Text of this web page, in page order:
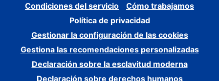
Condiciones del servicio
Cómo trabajamos
Política de privacidad
Gestionar la configuración de las cookies
Gestiona las recomendaciones personalizadas
Declaración sobre la esclavitud moderna
Declaración sobre derechos humanos